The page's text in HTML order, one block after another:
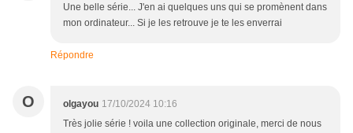
Une belle série... J'en ai quelques uns qui se promènent dans
mon ordinateur... Si je les retrouve je te les enverrai
Répondre
O olgayou 17/10/2024 10:16
Très jolie série ! voila une collection originale, merci de nous